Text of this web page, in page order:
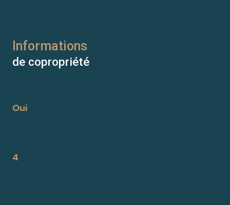
Informations
de copropriété
Oui
4